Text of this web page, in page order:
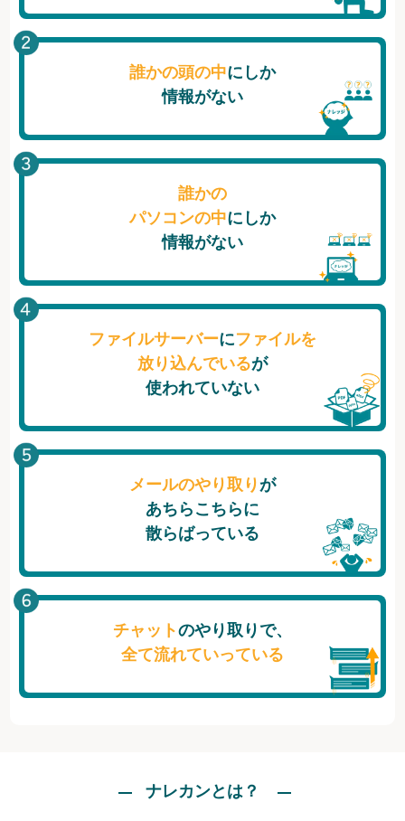
誰かの頭の中にしか
情報がない
誰かの
パソコンの中にしか
情報がない
ファイルサーバーにファイルを
放り込んでいるが
使われていない
メールのやり取り が
あちらこちらに
散らばっている
チャットのやり取りで、
全て流れていっている
ナレカンとは？